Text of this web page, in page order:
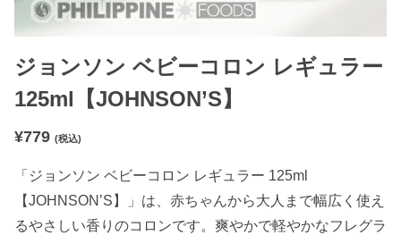
ジョンソン ベビーコロン レギュラー
125ml【JOHNSON’S】
¥779 (税込)
「ジョンソン ベビーコロン レギュラー 125ml
【JOHNSON’S】」は、赤ちゃんから大人まで幅広く使え
るやさしい香りのコロンです。爽やかで軽やかなフレグラ